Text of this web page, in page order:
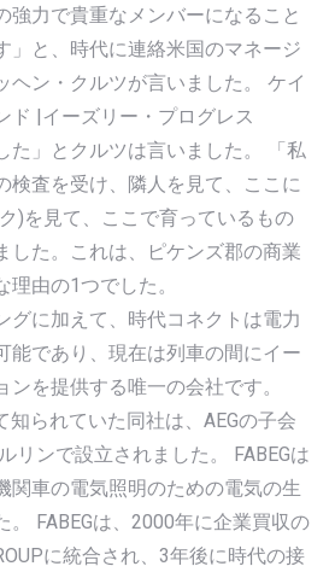
強力で貴重なメンバーになること
」と、時代に連絡米国のマネージ
ヘン・クルツが言いました。 ケイ
ド |イーズリー・プログレス
た」とクルツは言いました。 「私
検査を受け、隣人を見て、ここに
)を見て、ここで育っているもの
した。これは、ピケンズ郡の商業
由の1つでした。
グに加えて、時代コネクトは電力
能であり、現在は列車の間にイー
を提供する唯一の会社です。
知られていた同社は、AEGの子会
リンで設立されました。 FABEGは
関車の電気照明のための電気の生
。 FABEGは、2000年に企業買収の
に統合され、3年後に時代の接